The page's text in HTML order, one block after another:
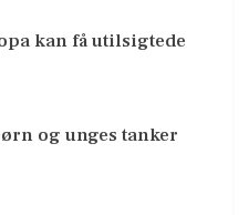
kan få utilsigtede
og unges tanker